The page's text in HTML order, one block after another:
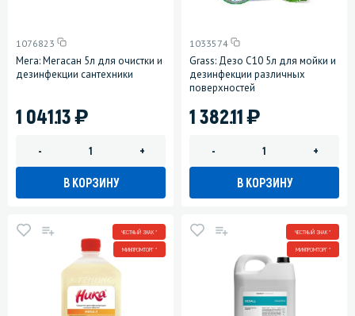
1076823
Мега: Мегасан 5л для очистки и
дезинфекции сантехники
1 041.13)
- +
В КОРЗИНУ
1033574
Grass: Дезо C10 5л для мойки и
дезинфекции различных
поверхностей
1 382.11)
- +
В КОРЗИНУ
ЧЕСТНЫЙ ЗНАК *
МИНПРОМТОРГ *
ЧЕСТНЫЙ ЗНАК *
МИНПРОМТОРГ *